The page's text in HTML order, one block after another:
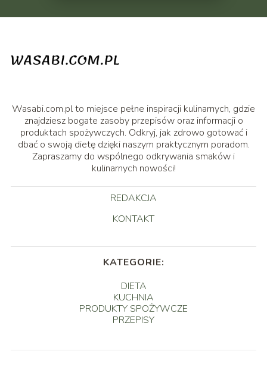
Wasabi.com.pl to miejsce pełne inspiracji kulinarnych, gdzie
znajdziesz bogate zasoby przepisów oraz informacji o
produktach spożywczych. Odkryj, jak zdrowo gotować i
dbać o swoją dietę dzięki naszym praktycznym poradom.
Zapraszamy do wspólnego odkrywania smaków i
kulinarnych nowości!
REDAKCJA
KONTAKT
KATEGORIE:
DIETA
KUCHNIA
PRODUKTY SPOŻYWCZE
PRZEPISY